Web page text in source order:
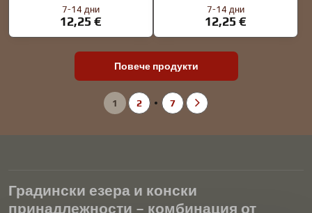
7-14 дни
12,25 €
7-14 дни
12,25 €
Повече продукти
1 2 7
Градински езера и конски
принадлежности – комбинация от